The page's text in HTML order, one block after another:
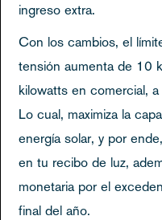
ingreso extra.
Con los cambios, el
tensión aumenta de 10
kilowatts en comercial,
Lo cual, maximiza la
energía solar, y por
en tu recibo de luz,
monetaria por el
final del año.